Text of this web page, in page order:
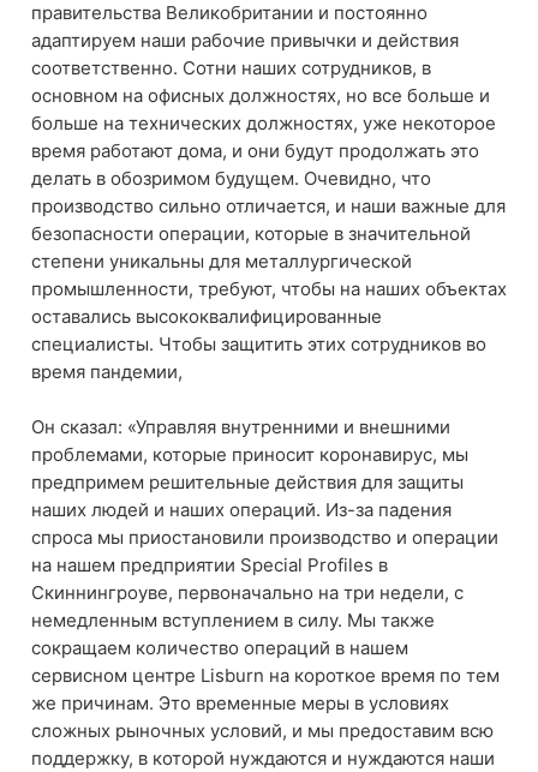
правительства Великобритании и постоянно
адаптируем наши рабочие привычки и действия
соответственно. Сотни наших сотрудников, в
основном на офисных должностях, но все больше и
больше на технических должностях, уже некоторое
время работают дома, и они будут продолжать это
делать в обозримом будущем. Очевидно, что
производство сильно отличается, и наши важные для
безопасности операции, которые в значительной
степени уникальны для металлургической
промышленности, требуют, чтобы на наших объектах
оставались высококвалифицированные
специалисты. Чтобы защитить этих сотрудников во
время пандемии,
Он сказал: «Управляя внутренними и внешними
проблемами, которые приносит коронавирус, мы
предпримем решительные действия для защиты
наших людей и наших операций. Из-за падения
спроса мы приостановили производство и операции
на нашем предприятии Special Profiles в
Скиннингроуве, первоначально на три недели, с
немедленным вступлением в силу. Мы также
сокращаем количество операций в нашем
сервисном центре Lisburn на короткое время по тем
же причинам. Это временные меры в условиях
сложных рыночных условий, и мы предоставим всю
поддержку, в которой нуждаются и нуждаются наши